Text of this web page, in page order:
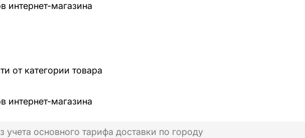
интернет-магазина
от категории товара
интернет-магазина
учета основного тарифа доставки по городу